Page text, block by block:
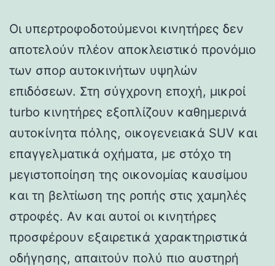
Οι υπερτροφοδοτούμενοι κινητήρες δεν
αποτελούν πλέον αποκλειστικό προνόμιο
των σπορ αυτοκινήτων υψηλών
επιδόσεων. Στη σύγχρονη εποχή, μικροί
turbo κινητήρες εξοπλίζουν καθημερινά
αυτοκίνητα πόλης, οικογενειακά SUV και
επαγγελματικά οχήματα, με στόχο τη
μεγιστοποίηση της οικονομίας καυσίμου
και τη βελτίωση της ροπής στις χαμηλές
στροφές. Αν και αυτοί οι κινητήρες
προσφέρουν εξαιρετικά χαρακτηριστικά
οδήγησης, απαιτούν πολύ πιο αυστηρή